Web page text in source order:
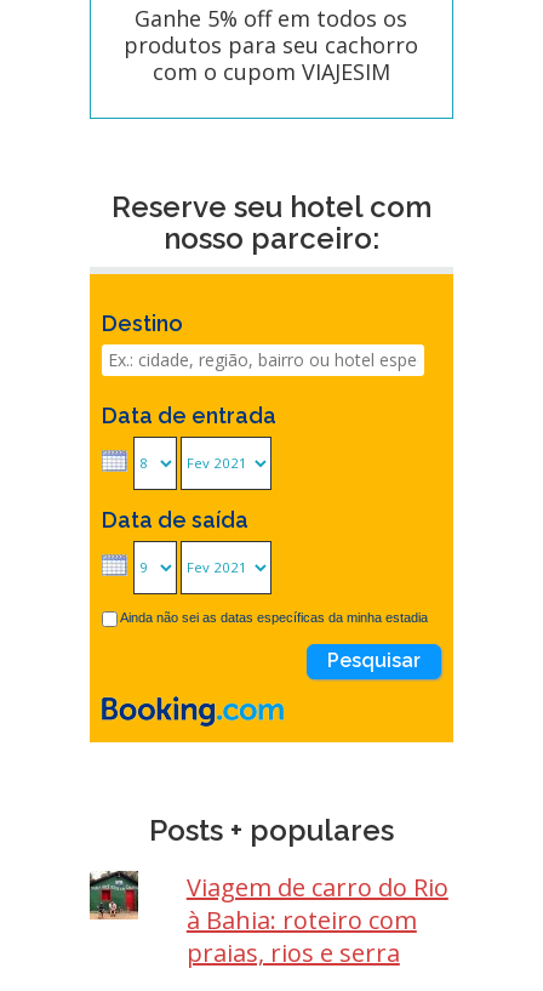
Ganhe 5% off em todos os
produtos para seu cachorro
com o cupom VIAJESIM
Reserve seu hotel com
nosso parceiro:
Destino
Data de entrada
Data de saída
Ainda não sei as datas específicas da minha estadia
Posts + populares
Viagem de carro do Rio
à Bahia: roteiro com
praias, rios e serra